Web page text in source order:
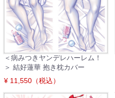
＜病みつきヤンデレハーレム！
＞ 結好蓮華 抱き枕カバー
¥ 11,550（税込）